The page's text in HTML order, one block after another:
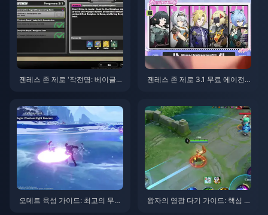
젠레스 존 제로 '작전명: 베이글'
젠레스 존 제로 3.1 무료 에이전
오데트 육성 가이드: 최고의 무기,
왕자의 영광 다기 가이드: 핵심 팁